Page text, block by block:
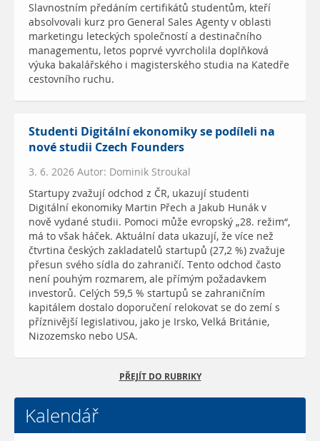
Slavnostním předáním certifikátů studentům, kteří
absolvovali kurz pro General Sales Agenty v oblasti
marketingu leteckých společností a destinačního
managementu, letos poprvé vyvrcholila doplňková
výuka bakalářského i magisterského studia na Katedře
cestovního ruchu.
Studenti Digitální ekonomiky se podíleli na
nové studii Czech Founders
3. 6. 2026 Autor: Dominik Stroukal
Startupy zvažují odchod z ČR, ukazují studenti
Digitální ekonomiky Martin Přech a Jakub Hunák v
nově vydané studii. Pomoci může evropský „28. režim“,
má to však háček. Aktuální data ukazují, že více než
čtvrtina českých zakladatelů startupů (27,2 %) zvažuje
přesun svého sídla do zahraničí. Tento odchod často
není pouhým rozmarem, ale přímým požadavkem
investorů. Celých 59,5 % startupů se zahraničním
kapitálem dostalo doporučení relokovat se do zemí s
příznivější legislativou, jako je Irsko, Velká Británie,
Nizozemsko nebo USA.
PŘEJÍT DO RUBRIKY
Kalendář